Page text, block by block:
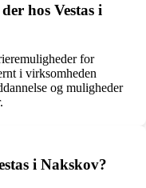
hos Vestas i
for
i virksomheden
og muligheder
i Nakskov?